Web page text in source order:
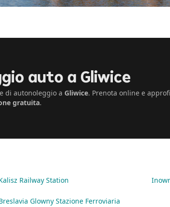
auto a Gliwice
di autonoleggio a Gliwice. Prenota online e
gratuita.
Railway Station
Glowny Stazione Ferroviaria